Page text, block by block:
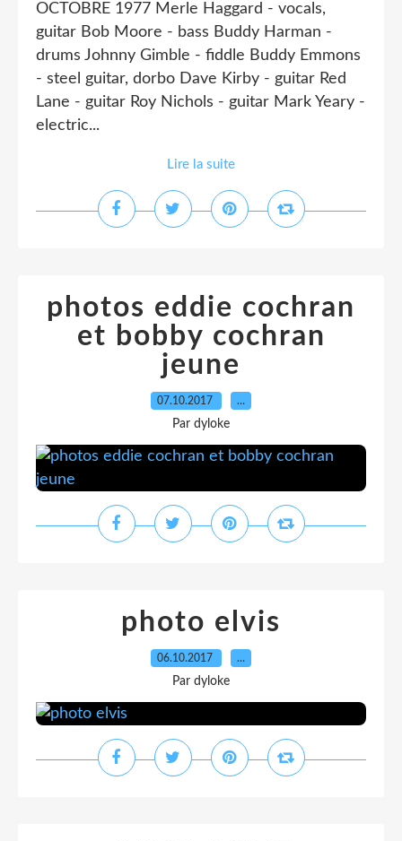
OCTOBRE 1977 Merle Haggard - vocals,
guitar Bob Moore - bass Buddy Harman -
drums Johnny Gimble - fiddle Buddy Emmons
- steel guitar, dorbo Dave Kirby - guitar Red
Lane - guitar Roy Nichols - guitar Mark Yeary -
electric...
Lire la suite
photos eddie cochran
et bobby cochran
jeune
07.10.2017 …
Par dyloke
photo elvis
06.10.2017 …
Par dyloke